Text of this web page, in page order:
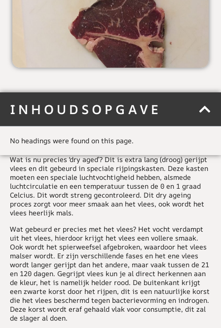
INHOUDSOPGAVE
No headings were found on this page.
Wat is nu precies ‘dry aged’? Dit is extra lang (droog) gerijpt
vlees en dit gebeurd in speciale rijpingskasten. Deze kasten
moeten een speciale luchtvochtigheid hebben, alsmede
luchtcirculatie en een temperatuur tussen de 0 en 1 graad
Celcius. Dit wordt streng gecontroleerd. Dit dry ageing
proces zorgt voor meer smaak aan het vlees, ook wordt het
vlees heerlijk mals.
Wat gebeurd er precies met het vlees? Het vocht verdampt
uit het vlees, hierdoor krijgt het vlees een vollere smaak.
Ook wordt het spierweefsel afgebroken, waardoor het vlees
malser wordt. Er zijn verschillende fases en het ene vlees
wordt langer gerijpt dan het andere, maar vaak tussen de 21
en 120 dagen. Gegrijpt vlees kun je al direct herkennen aan
de kleur, het is namelijk helder rood. De buitenkant krijgt
een zwarte korst door het rijpen, dit is een natuurlijke korst
die het vlees beschermd tegen bacterievorming en indrogen.
Deze korst wordt eraf gehaald vlak voor consumptie, dit zal
de slager al doen.